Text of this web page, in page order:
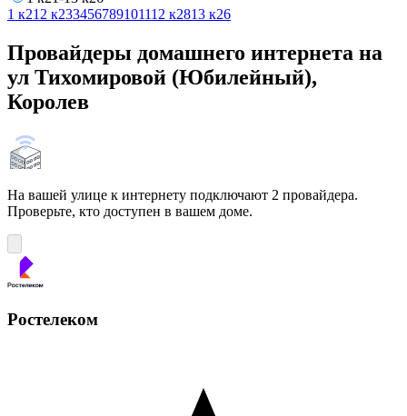
1 к21 2 к233456789101112 к2813 к26
Провайдеры домашнего интернета на
ул Тихомировой (Юбилейный),
Королев
На вашей улице к интернету подключают 2 провайдера.
Проверьте, кто доступен в вашем доме.
Ростелеком